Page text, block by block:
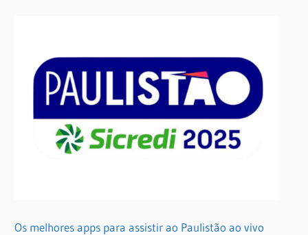
Os melhores apps para assistir ao Paulistão ao vivo